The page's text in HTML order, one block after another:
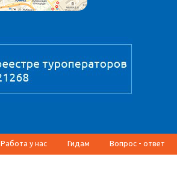
Работа у нас Гидам Вопрос - ответ